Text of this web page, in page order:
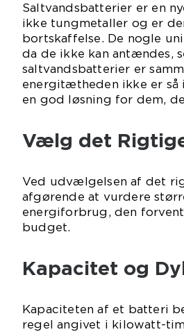
Saltvandsbatterier er en
ikke tungmetaller og er
bortskaffelse. De nogle
da de ikke kan antændes,
saltvandsbatterier er
energitætheden ikke er
en god løsning for dem,
Vælg det
Ved udvælgelsen af det
afgørende at vurdere
energiforbrug, den
budget.
Kapacitet og
Kapaciteten af et batteri
regel angivet i kilowatt-